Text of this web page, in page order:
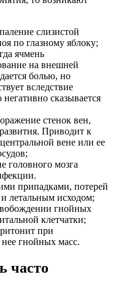
слизистой
по глазному яблоку;
ячмень
на внешней
болью, но
вследствие
негативно сказывается
стенок вен,
Приводит к
вене или ее
головного мозга
припадками, потерей
летальным исходом;
гнойных
клетчатки;
при
гнойных масс.
часто